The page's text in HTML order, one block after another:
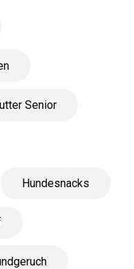
Senior
Hundesnacks